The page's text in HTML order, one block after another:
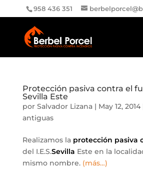
958 436 351
Protección pasiva contra el
Sevilla Este
por Salvador Lizana| May 12, 2014
antiguas
Realizamos la protección pasiva
del I.E.S.Sevilla Este en la
mismo nombre. (más…)